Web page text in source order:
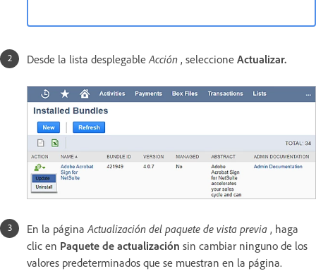
Desde la lista desplegableAcción , seleccione Actualizar.
En la páginaActualización del paquete de vista previa , haga
clic en Paquete de actualización sin cambiar ninguno de los
valores predeterminados que se muestran en la página.